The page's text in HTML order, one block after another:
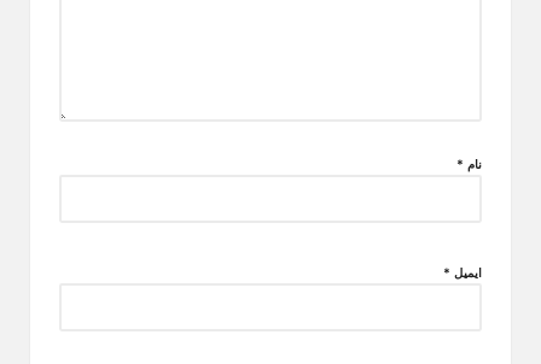
نام *
ایمیل *